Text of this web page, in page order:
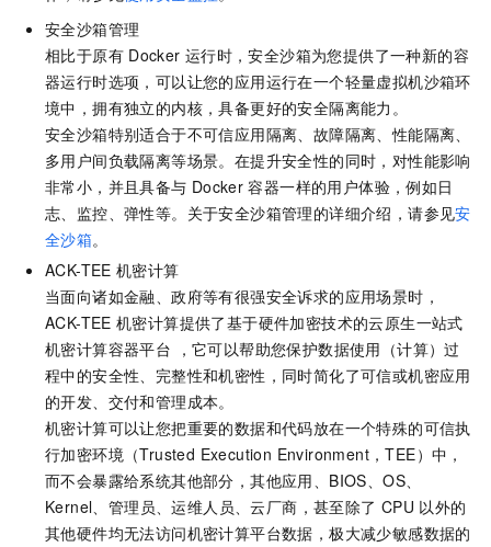
安全沙箱管理
相比于原有 Docker 运行时，安全沙箱为您提供了一种新的容
器运行时选项，可以让您的应用运行在一个轻量虚拟机沙箱环
境中，拥有独立的内核，具备更好的安全隔离能力。
安全沙箱特别适合于不可信应用隔离、故障隔离、性能隔离、
多用户间负载隔离等场景。在提升安全性的同时，对性能影响
非常小，并且具备与 Docker 容器一样的用户体验，例如日
志、监控、弹性等。关于安全沙箱管理的详细介绍，请参见安
全沙箱。
ACK-TEE 机密计算
当面向诸如金融、政府等有很强安全诉求的应用场景时，
ACK-TEE 机密计算提供了基于硬件加密技术的云原生一站式
机密计算容器平台 ，它可以帮助您保护数据使用（计算）过
程中的安全性、完整性和机密性，同时简化了可信或机密应用
的开发、交付和管理成本。
机密计算可以让您把重要的数据和代码放在一个特殊的可信执
行加密环境（Trusted Execution Environment，TEE）中，
而不会暴露给系统其他部分，其他应用、BIOS、OS、
Kernel、管理员、运维人员、云厂商，甚至除了 CPU 以外的
其他硬件均无法访问机密计算平台数据，极大减少敏感数据的